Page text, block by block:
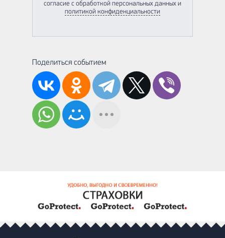
согласие с обработкой персональных данных и
политикой конфиденциальности
Поделиться событием